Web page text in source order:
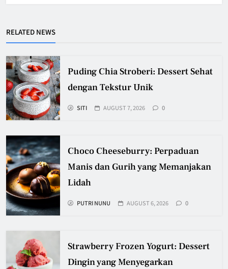
RELATED NEWS
Puding Chia Stroberi: Dessert Sehat
dengan Tekstur Unik
SITI AUGUST 7, 2026 0
Choco Cheeseburry: Perpaduan
Manis dan Gurih yang Memanjakan
Lidah
PUTRI NUNU AUGUST 6, 2026 0
Strawberry Frozen Yogurt: Dessert
Dingin yang Menyegarkan